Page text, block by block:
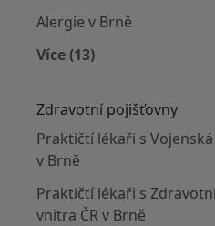
Alergie v Brně
Více (13)
Zdravotní pojišťovny
Praktičtí lékaři s
v Brně
Praktičtí lékaři s
vnitra ČR v Brně